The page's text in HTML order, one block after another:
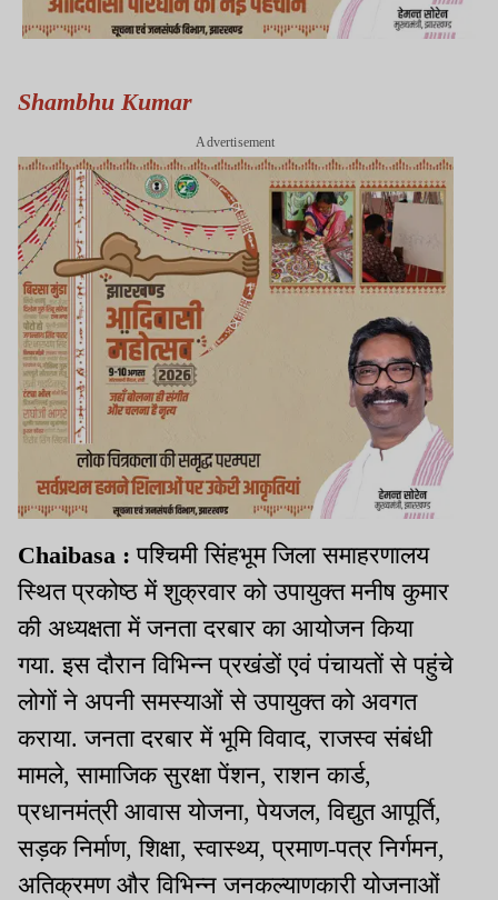
Shambhu Kumar
Advertisement
Chaibasa : पश्चिमी सिंहभूम जिला समाहरणालय
स्थित प्रकोष्ठ में शुक्रवार को उपायुक्त मनीष कुमार
की अध्यक्षता में जनता दरबार का आयोजन किया
गया. इस दौरान विभिन्न प्रखंडों एवं पंचायतों से पहुंचे
लोगों ने अपनी समस्याओं से उपायुक्त को अवगत
कराया. जनता दरबार में भूमि विवाद, राजस्व संबंधी
मामले, सामाजिक सुरक्षा पेंशन, राशन कार्ड,
प्रधानमंत्री आवास योजना, पेयजल, विद्युत आपूर्ति,
सड़क निर्माण, शिक्षा, स्वास्थ्य, प्रमाण-पत्र निर्गमन,
अतिक्रमण और विभिन्न जनकल्याणकारी योजनाओं